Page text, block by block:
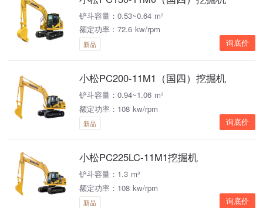
铲斗容量：0.53~0.64 m³
额定功率：72.6 kw/rpm
新品 询底价
小松PC200-11M1（国四）挖掘机
铲斗容量：0.94~1.06 m³
额定功率：108 kw/rpm
新品 询底价
小松PC225LC-11M1挖掘机
铲斗容量：1.3 m³
额定功率：108 kw/rpm
新品 询底价